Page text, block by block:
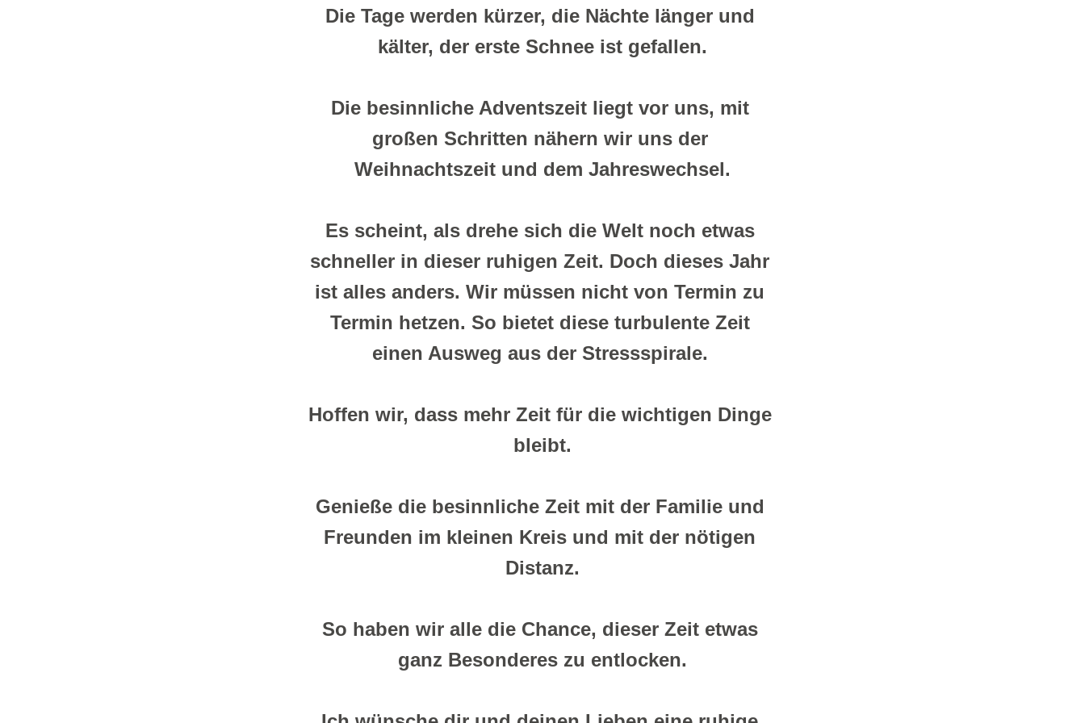
Die Tage werden kürzer, die Nächte länger und
kälter, der erste Schnee ist gefallen.
Die besinnliche Adventszeit liegt vor uns, mit
großen Schritten nähern wir uns der
Weihnachtszeit und dem Jahreswechsel.
Es scheint, als drehe sich die Welt noch etwas
schneller in dieser ruhigen Zeit. Doch dieses Jahr
ist alles anders. Wir müssen nicht von Termin zu
Termin hetzen. So bietet diese turbulente Zeit
einen Ausweg aus der Stressspirale.
Hoffen wir, dass mehr Zeit für die wichtigen Dinge
bleibt.
Genieße die besinnliche Zeit mit der Familie und
Freunden im kleinen Kreis und mit der nötigen
Distanz.
So haben wir alle die Chance, dieser Zeit etwas
ganz Besonderes zu entlocken.